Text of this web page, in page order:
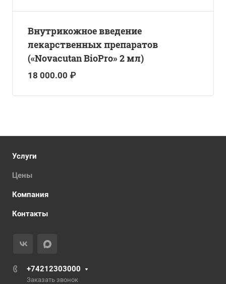
Внутрикожное введение
лекарственных препаратов
(«Novacutan BioPro» 2 мл)
18 000.00 ₽
Услуги
Цены
Компания
Контакты
+74212303000
Заказать звонок